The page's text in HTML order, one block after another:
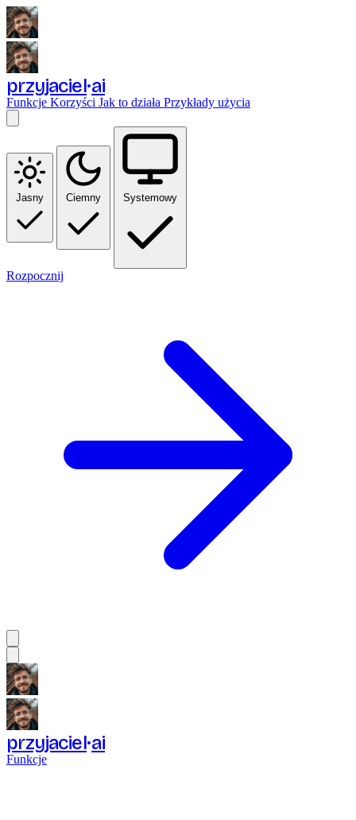
przyjaciel ai
Funkcje Korzyści Jak to działa Przykłady użycia
Jasny Ciemny Systemowy
Rozpocznij
przyjaciel ai
Funkcje